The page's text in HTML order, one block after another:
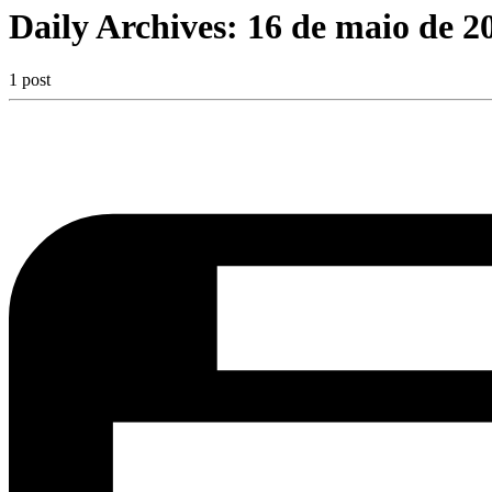
Daily Archives: 16 de maio de
1 post